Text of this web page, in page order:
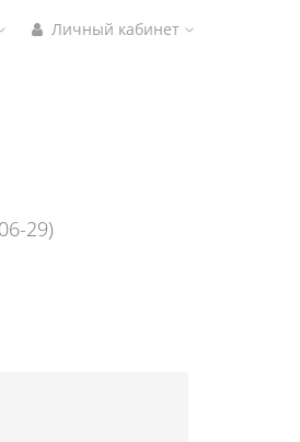
Личный кабинет
29)